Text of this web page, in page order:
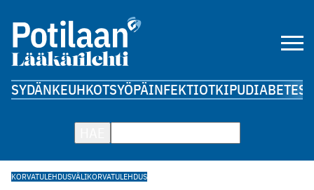
SYDÄNKEUHKOTSYÖPÄINFEKTIOTKIPUDIABETES
KORVATULEHDUSVÄLIKORVATULEHDUS